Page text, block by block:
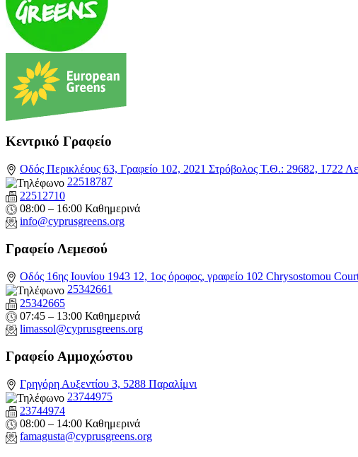
Κεντρικό Γραφείο
Οδός Περικλέους 63, Γραφείο 102, 2021 Στρόβολος Τ.Θ.: 29682, 1722
22518787
22512710
08:00 – 16:00 Καθημερινά
info@cyprusgreens.org
Γραφείο Λεμεσού
Οδός 16ης Ιουνίου 1943 12, 1ος όροφος, γραφείο 102 Chrysostomou
25342661
25342665
07:45 – 13:00 Καθημερινά
limassol@cyprusgreens.org
Γραφείο Αμμοχώστου
Γρηγόρη Αυξεντίου 3, 5288 Παραλίμνι
23744975
23744974
08:00 – 14:00 Καθημερινά
famagusta@cyprusgreens.org